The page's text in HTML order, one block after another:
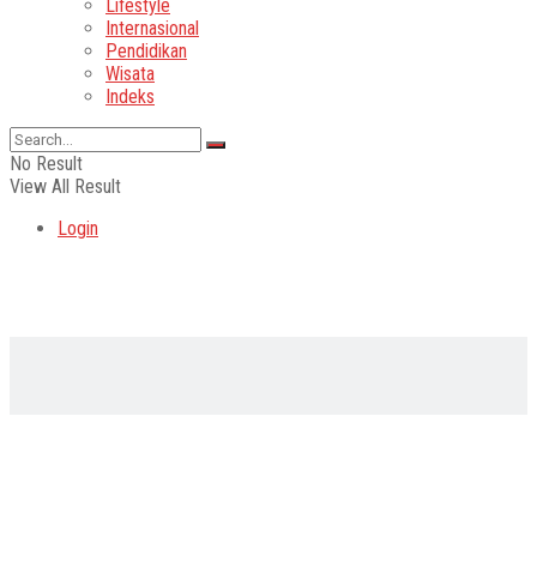
Lifestyle
Internasional
Pendidikan
Wisata
Indeks
No Result
View All Result
Login